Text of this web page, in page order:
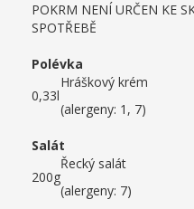
POKRM NENÍ URČEN KE
SPOTŘEBĚ
Polévka
0,33l
Hráškový krém
(alergeny: 1, 7)
Salát
200g
Řecký salát
(alergeny: 7)